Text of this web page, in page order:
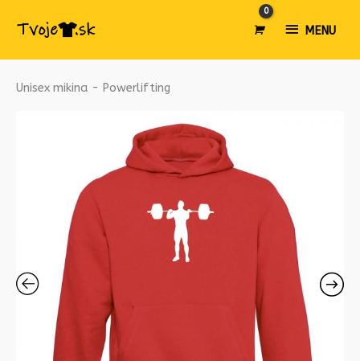
MENU
MENU
Unisex mikina - Powerlifting
množstvo